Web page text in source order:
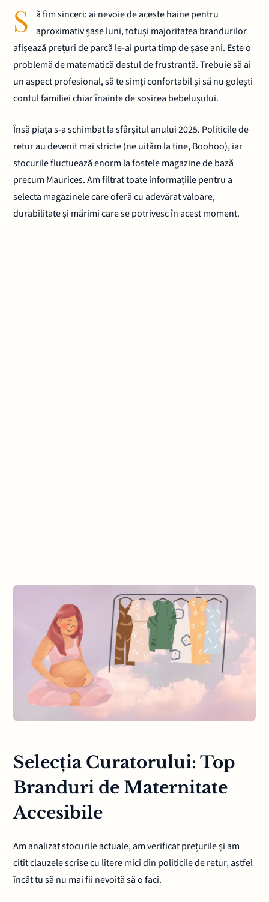
S
ă fim sinceri: ai nevoie de aceste haine pentru
aproximativ șase luni, totuși majoritatea brandurilor
afișează prețuri de parcă le-ai purta timp de șase ani. Este o
problemă de matematică destul de frustrantă. Trebuie să ai
un aspect profesional, să te simți confortabil și să nu golești
contul familiei chiar înainte de sosirea bebelușului.
Însă piața s-a schimbat la sfârșitul anului 2025. Politicile de
retur au devenit mai stricte (ne uităm la tine, Boohoo), iar
stocurile fluctuează enorm la fostele magazine de bază
precum Maurices. Am filtrat toate informațiile pentru a
selecta magazinele care oferă cu adevărat valoare,
durabilitate și mărimi care se potrivesc în acest moment.
Selecția Curatorului: Top
Branduri de Maternitate
Accesibile
Am analizat stocurile actuale, am verificat prețurile și am
citit clauzele scrise cu litere mici din politicile de retur, astfel
încât tu să nu mai fii nevoită să o faci.